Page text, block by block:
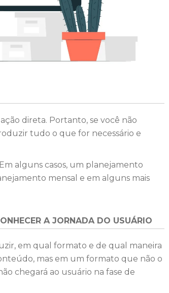
direta. Portanto, se você não
tudo o que for necessário e
alguns casos, um planejamento
mensal e em alguns mais
A JORNADA DO USUÁRIO
em qual formato e de qual maneira
mas em um formato que não o
chegará ao usuário na fase de